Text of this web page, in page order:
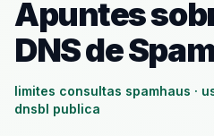
Apuntes
DNS de
limites consultas spamhaus ·
dnsbl publica